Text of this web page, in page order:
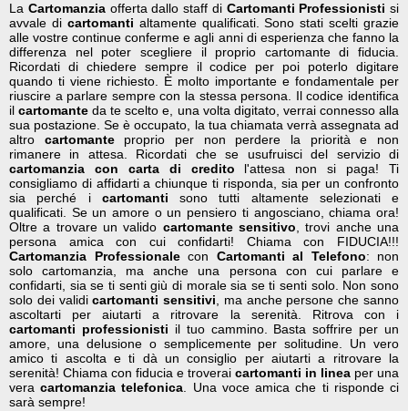
La Cartomanziaofferta dallo staff di Cartomanti Professionisti si
avvale di cartomanti altamente qualificati. Sono stati scelti grazie
alle vostre continue conferme e agli anni di esperienza che fanno la
differenza nel poter scegliere il proprio cartomante di fiducia.
Ricordati di chiedere sempre il codice per poi poterlo digitare
quando ti viene richiesto. È molto importante e fondamentale per
riuscire a parlare sempre con la stessa persona. Il codice identifica
ilcartomante da te scelto e, una volta digitato, verrai connesso alla
sua postazione. Se è occupato, la tua chiamata verrà assegnata ad
altro cartomanteproprio per non perdere la priorità e non
rimanere in attesa. Ricordati che se usufruisci del servizio di
cartomanzia con carta di credito l'attesa non si paga! Ti
consigliamo di affidarti a chiunque ti risponda, sia per un confronto
sia perché i cartomanti sono tutti altamente selezionati e
qualificati. Se un amore o un pensiero ti angosciano, chiama ora!
Oltre a trovare un valido cartomante sensitivo , trovi anche una
persona amica con cui confidarti! Chiama con FIDUCIA!!!
Cartomanzia Professionalecon Cartomanti al Telefono: non
solo cartomanzia, ma anche una persona con cui parlare e
confidarti, sia se ti senti giù di morale sia se ti senti solo. Non sono
solo dei validicartomanti sensitivi , ma anche persone che sanno
ascoltarti per aiutarti a ritrovare la serenità. Ritrova con i
cartomanti professionisti il tuo cammino. Basta soffrire per un
amore, una delusione o semplicemente per solitudine. Un vero
amico ti ascolta e ti dà un consiglio per aiutarti a ritrovare la
serenità! Chiama con fiducia e troverai cartomanti in linea per una
veracartomanzia telefonica . Una voce amica che ti risponde ci
sarà sempre!